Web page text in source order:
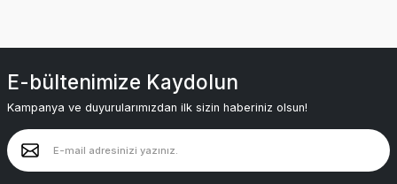
E-bültenimize Kaydolun
Kampanya ve duyurularımızdan ilk sizin haberiniz olsun!